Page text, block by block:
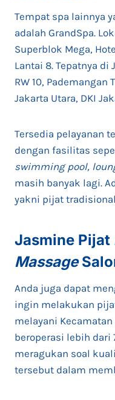
Tempat spa lainnya
adalah GrandSpa.
Superblok Mega,
Lantai 8. Tepatnya di
RW 10, Pademangan
Jakarta Utara, DKI
Tersedia pelayanan
dengan fasilitas
swimming pool,
masih banyak lagi.
yakni pijat
Jasmine Pijat
Massage
Anda juga dapat
ingin melakukan
melayani
beroperasi lebih dari
meragukan soal
tersebut dalam